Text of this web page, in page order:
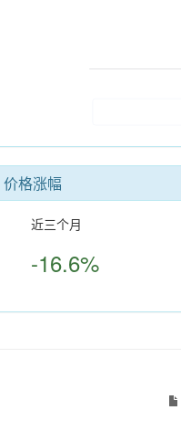
价格涨幅
近三个月
-16.6%